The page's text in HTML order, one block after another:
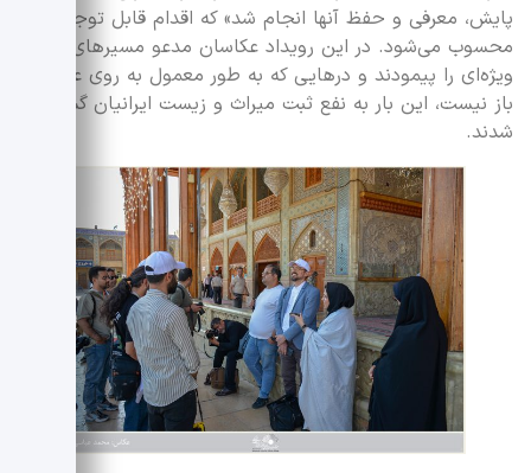
پایش، معرفی و حفظ آنها انجام شد» که اقدام قابل توجهی
محسوب می‌شود. در این رویداد عکاسان مدعو مسیرهای
ویژه‌ای را پیمودند و درهایی که به طور معمول به روی عکاسان
باز نیست، این بار به نفع ثبت میراث و زیست ایرانیان گشوده
شدند.